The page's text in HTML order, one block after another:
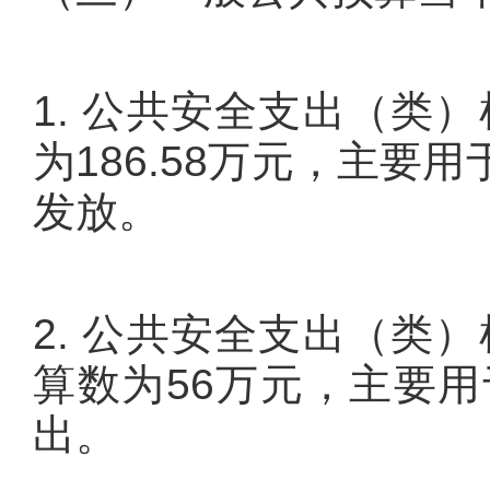
1. 公共安全支出（类
为186.58万元，主要用
发放。
2. 公共安全支出（类
算数为56万元，主要
出。